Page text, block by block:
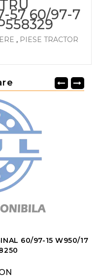
57 60/97-7
, PIESE TRACTOR
60/97-15 W950/17